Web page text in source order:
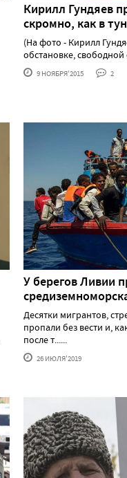
Кирилл Гундяев
скромно, как в
(На фото - Кирилл
обстановке,
9 НОЯБРЯ'2015 2
У берегов Ливии
Десятки мигрантов,
пропали без вести и,
после т......
26 ИЮЛЯ'2019